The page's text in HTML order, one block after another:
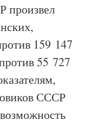
произвел
159 147
55 727
СССР